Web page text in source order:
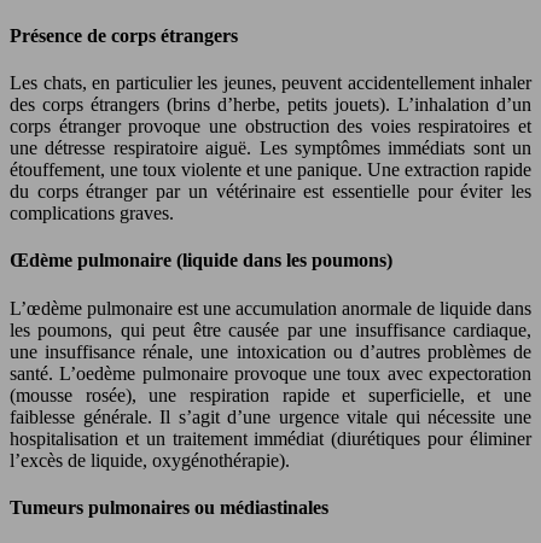
Présence de corps étrangers
Les chats, en particulier les jeunes, peuvent accidentellement inhaler
des corps étrangers (brins d’herbe, petits jouets). L’inhalation d’un
corps étranger provoque une obstruction des voies respiratoires et
une détresse respiratoire aiguë. Les symptômes immédiats sont un
étouffement, une toux violente et une panique. Une extraction rapide
du corps étranger par un vétérinaire est essentielle pour éviter les
complications graves.
Œdème pulmonaire (liquide dans les poumons)
L’œdème pulmonaire est une accumulation anormale de liquide dans
les poumons, qui peut être causée par une insuffisance cardiaque,
une insuffisance rénale, une intoxication ou d’autres problèmes de
santé. L’oedème pulmonaire provoque une toux avec expectoration
(mousse rosée), une respiration rapide et superficielle, et une
faiblesse générale. Il s’agit d’une urgence vitale qui nécessite une
hospitalisation et un traitement immédiat (diurétiques pour éliminer
l’excès de liquide, oxygénothérapie).
Tumeurs pulmonaires ou médiastinales